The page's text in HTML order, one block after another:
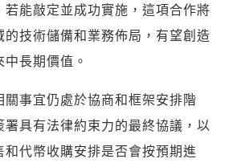
掌握國際政經脈動
與下一波全球科技革命
驗證
能敲定並成功實施，這項合作將
技術儲備和業務佈局，有望創造
長期價值。
關事宜仍處於協商和框架安排階
具有法律約束力的最終協議，以
和代幣收購安排是否會按預期進